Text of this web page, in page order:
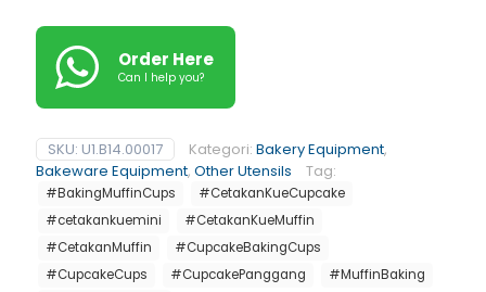
Order Here
Can I help you?
SKU: U1.B14.00017 Kategori: Bakery Equipment,
Bakeware Equipment, Other Utensils Tag:
#BakingMuffinCups
#CetakanKueCupcake
#cetakankuemini
#CetakanKueMuffin
#CetakanMuffin
#CupcakeBakingCups
#CupcakeCups
#CupcakePanggang
#MuffinBaking